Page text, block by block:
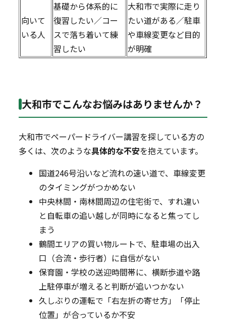
向いて
いる人
基礎から体系的に
復習したい／コー
スで落ち着いて練
習したい
大和市で実際に走り
たい道がある／駐車
や車線変更など目的
が明確
大和市でこんなお悩みはありませんか？
大和市でペーパードライバー講習を探している方の
多くは、次のような具体的な不安を抱えています。
国道246号沿いなど流れの速い道で、車線変更
のタイミングがつかめない
中央林間・南林間周辺の住宅街で、すれ違い
と自転車の追い越しが同時になると焦ってし
まう
鶴間エリアの買い物ルートで、駐車場の出入
口（合流・歩行者）に自信がない
保育園・学校の送迎時間帯に、横断歩道や路
上駐停車が増えると判断が追いつかない
久しぶりの運転で「右左折の寄せ方」「停止
位置」が合っているか不安